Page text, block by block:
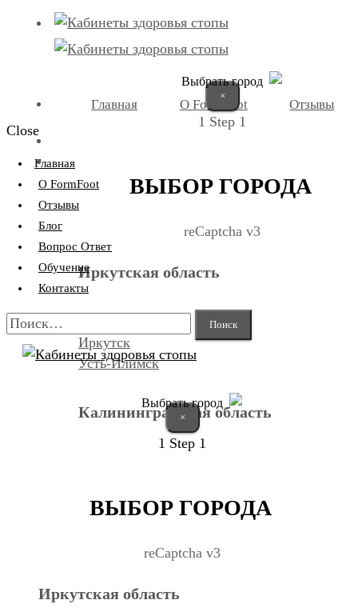
Выбрать город
×
1 Step 1
ВЫБОР ГОРОДА
reCaptcha v3
Иркутская область
Иркутск
Усть-Илимск
Калининградская область
Курган
Главная О FormFoot Отзывы
Close
Главная
О FormFoot
Отзывы
Блог
Вопрос Ответ
Обучение
Контакты
Найти:
Выбрать город
×
1 Step 1
ВЫБОР ГОРОДА
reCaptcha v3
Иркутская область